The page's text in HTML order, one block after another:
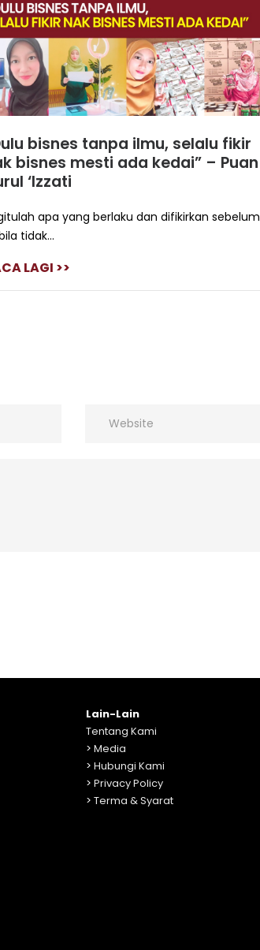
bisnes tanpa ilmu, selalu fikir
bisnes mesti ada kedai” – Puan
‘Izzati
apa yang berlaku dan difikirkan sebelum
tidak...
LAGI >>
Lain-Lain
Tentang Kami
> Media
> Hubungi Kami
> Privacy Policy
> Terma & Syarat